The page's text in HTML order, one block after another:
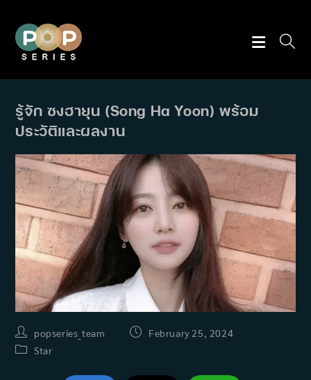
content
รู้จัก ซงฮายุน (Song Ha Yoon) พร้อม
ประวัติและผลงาน
Post
author:
popseries_team
PostFebruary 25, 2024
PostStar